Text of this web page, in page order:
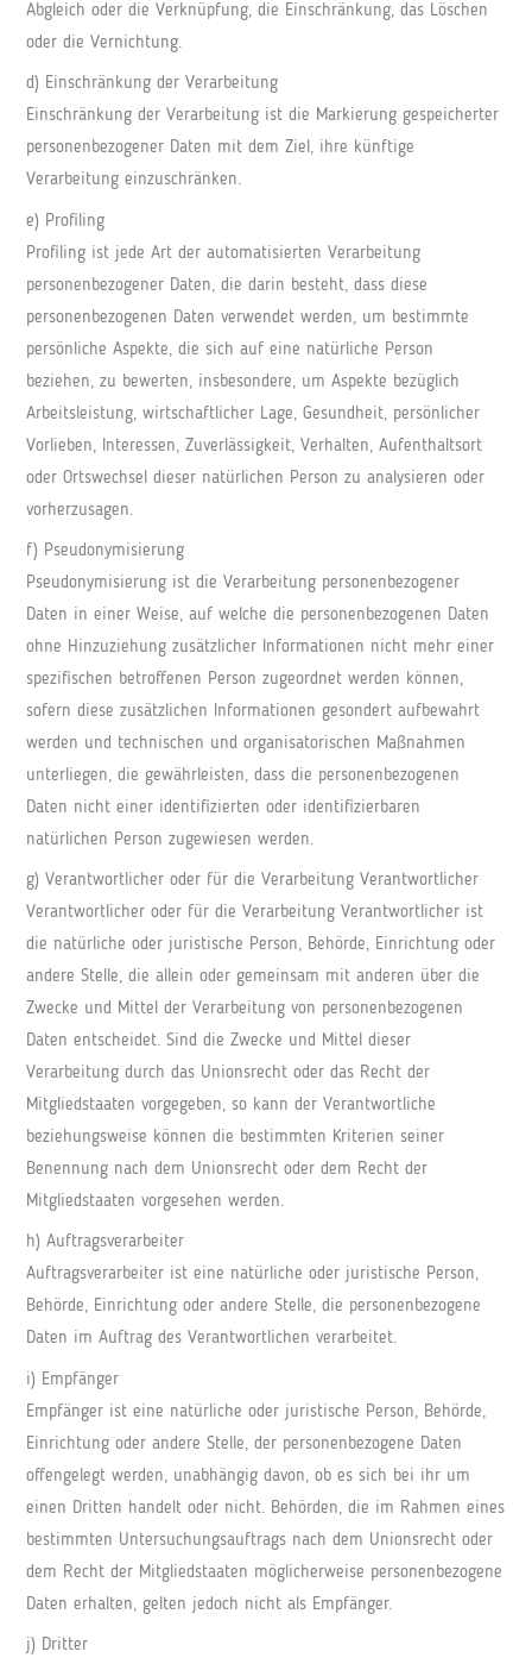
Abgleich oder die Verknüpfung, die Einschränkung, das Löschen
oder die Vernichtung.
d) Einschränkung der Verarbeitung
Einschränkung der Verarbeitung ist die Markierung gespeicherter
personenbezogener Daten mit dem Ziel, ihre künftige
Verarbeitung einzuschränken.
e) Profiling
Profiling ist jede Art der automatisierten Verarbeitung
personenbezogener Daten, die darin besteht, dass diese
personenbezogenen Daten verwendet werden, um bestimmte
persönliche Aspekte, die sich auf eine natürliche Person
beziehen, zu bewerten, insbesondere, um Aspekte bezüglich
Arbeitsleistung, wirtschaftlicher Lage, Gesundheit, persönlicher
Vorlieben, Interessen, Zuverlässigkeit, Verhalten, Aufenthaltsort
oder Ortswechsel dieser natürlichen Person zu analysieren oder
vorherzusagen.
f) Pseudonymisierung
Pseudonymisierung ist die Verarbeitung personenbezogener
Daten in einer Weise, auf welche die personenbezogenen Daten
ohne Hinzuziehung zusätzlicher Informationen nicht mehr einer
spezifischen betroffenen Person zugeordnet werden können,
sofern diese zusätzlichen Informationen gesondert aufbewahrt
werden und technischen und organisatorischen Maßnahmen
unterliegen, die gewährleisten, dass die personenbezogenen
Daten nicht einer identifizierten oder identifizierbaren
natürlichen Person zugewiesen werden.
g) Verantwortlicher oder für die Verarbeitung Verantwortlicher
Verantwortlicher oder für die Verarbeitung Verantwortlicher ist
die natürliche oder juristische Person, Behörde, Einrichtung oder
andere Stelle, die allein oder gemeinsam mit anderen über die
Zwecke und Mittel der Verarbeitung von personenbezogenen
Daten entscheidet. Sind die Zwecke und Mittel dieser
Verarbeitung durch das Unionsrecht oder das Recht der
Mitgliedstaaten vorgegeben, so kann der Verantwortliche
beziehungsweise können die bestimmten Kriterien seiner
Benennung nach dem Unionsrecht oder dem Recht der
Mitgliedstaaten vorgesehen werden.
h) Auftragsverarbeiter
Auftragsverarbeiter ist eine natürliche oder juristische Person,
Behörde, Einrichtung oder andere Stelle, die personenbezogene
Daten im Auftrag des Verantwortlichen verarbeitet.
i) Empfänger
Empfänger ist eine natürliche oder juristische Person, Behörde,
Einrichtung oder andere Stelle, der personenbezogene Daten
offengelegt werden, unabhängig davon, ob es sich bei ihr um
einen Dritten handelt oder nicht. Behörden, die im Rahmen eines
bestimmten Untersuchungsauftrags nach dem Unionsrecht oder
dem Recht der Mitgliedstaaten möglicherweise personenbezogene
Daten erhalten, gelten jedoch nicht als Empfänger.
j) Dritter